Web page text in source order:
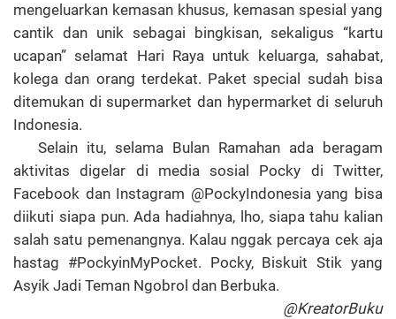
mengeluarkan kemasan khusus, kemasan spesial yang
cantik dan unik sebagai bingkisan, sekaligus “kartu
ucapan” selamat Hari Raya untuk keluarga, sahabat,
kolega dan orang terdekat. Paket special sudah bisa
ditemukan di supermarket dan hypermarket di seluruh
Indonesia.
Selain itu, selama Bulan Ramahan ada beragam
aktivitas digelar di media sosial Pocky di Twitter,
Facebook dan Instagram @PockyIndonesia yang bisa
diikuti siapa pun. Ada hadiahnya, lho, siapa tahu kalian
salah satu pemenangnya. Kalau nggak percaya cek aja
hastag #PockyinMyPocket. Pocky, Biskuit Stik yang
Asyik Jadi Teman Ngobrol dan Berbuka.
@KreatorBuku